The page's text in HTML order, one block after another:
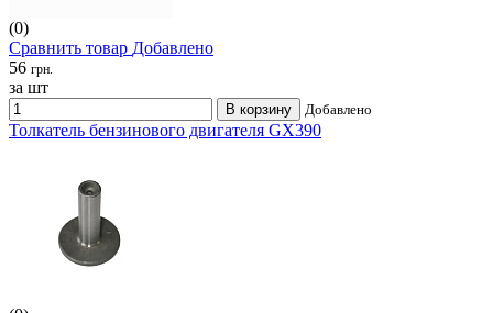
(0)
Сравнить товар Добавлено
56 грн.
за шт
В корзину Добавлено
Толкатель бензинового двигателя GX390